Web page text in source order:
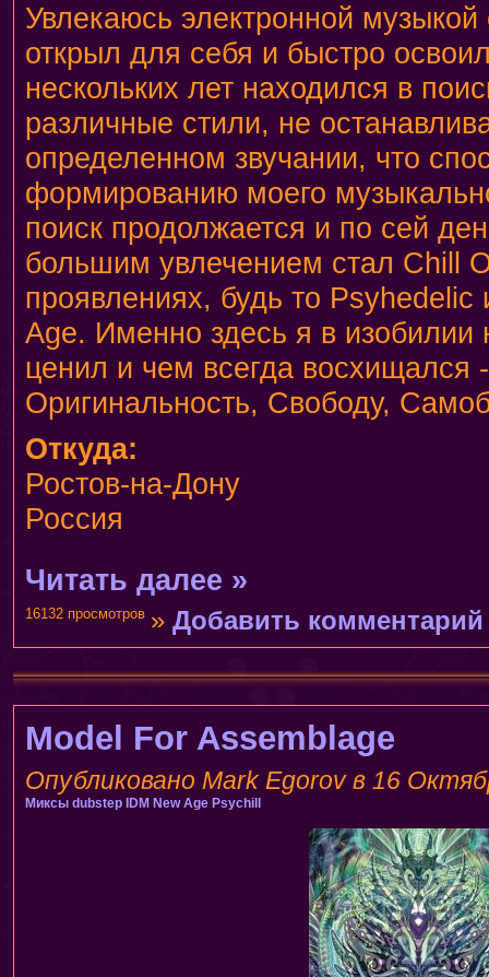
Увлекаюсь электронной
открыл для себя и быстро
нескольких лет находился в
различные стили, не
определенном звучании, что
формированию моего
поиск продолжается и по сей
большим увлечением стал Chill
проявлениях, будь то
Age. Именно здесь я в изобилии
ценил и чем всегда восхищался
Оригинальность, Свободу,
Откуда:
Ростов-на-Дону
Россия
Читать далее »
»Добавить комментарий
16132 просмотров
Model For Assemblage
Опубликовано Mark Egorov в 16
Миксы dubstep IDM New Age Psychill